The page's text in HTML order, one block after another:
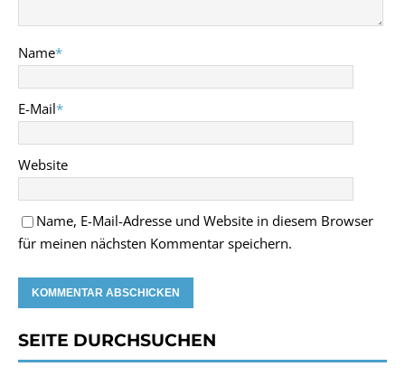
Name*
E-Mail*
Website
Name, E-Mail-Adresse und Website in diesem Browser
für meinen nächsten Kommentar speichern.
SEITE DURCHSUCHEN